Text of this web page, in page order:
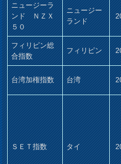
ニュージーラ
ンド ＮＺＸ
５０
ニュージー
ランド
フィリピン総
合指数
フィリピン
台湾加権指数 台湾
ＳＥＴ指数 タイ